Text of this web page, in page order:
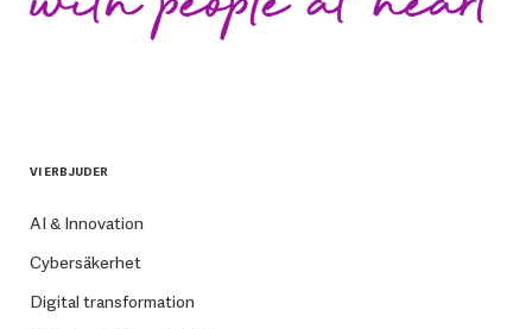
VI ERBJUDER
AI & Innovation
Cybersäkerhet
Digital transformation